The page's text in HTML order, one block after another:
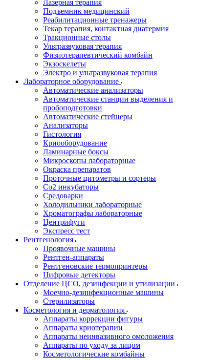
Лазерная терапия
Подъемник медицинский
Реабилитационные тренажеры
Текар терапия, контактная диатермия
Тракционные столы
Ультразвуковая терапия
Физиотерапевтический комбайн
Экзоскелеты
Электро и ультразвуковая терапия
Лабораторное оборудование
Автоматические анализаторы
Автоматические станции выделения и
пробоподготовки
Автоматические стейнеры
Анализаторы
Гистология
Криооборудование
Ламинарные боксы
Микроскопы лабораторные
Окраска препаратов
Проточные цитометры и сортеры
Со2 инкубаторы
Средоварки
Холодильники лабораторные
Хроматографы лабораторные
Центрифуги
Экспресс тест
Рентгенология
Проявочные машины
Рентген-аппараты
Рентгеновские термопринтеры
Цифровые детекторы
Отделение ЦСО, дезинфекции и утилизации
Моечно-дезинфекционные машины
Стерилизаторы
Косметология и дерматология
Аппараты коррекции фигуры
Аппараты криотерапии
Аппараты неинвазивного омоложения
Аппараты по уходу за лицом
Косметологические комбайны